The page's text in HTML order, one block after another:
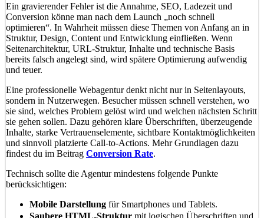
Ein gravierender Fehler ist die Annahme, SEO, Ladezeit und
Conversion könne man nach dem Launch „noch schnell
optimieren“. In Wahrheit müssen diese Themen von Anfang an in
Struktur, Design, Content und Entwicklung einfließen. Wenn
Seitenarchitektur, URL-Struktur, Inhalte und technische Basis
bereits falsch angelegt sind, wird spätere Optimierung aufwendig
und teuer.
Eine professionelle Webagentur denkt nicht nur in Seitenlayouts,
sondern in Nutzerwegen. Besucher müssen schnell verstehen, wo
sie sind, welches Problem gelöst wird und welchen nächsten Schritt
sie gehen sollen. Dazu gehören klare Überschriften, überzeugende
Inhalte, starke Vertrauenselemente, sichtbare Kontaktmöglichkeiten
und sinnvoll platzierte Call-to-Actions. Mehr Grundlagen dazu
findest du im Beitrag Conversion Rate.
Technisch sollte die Agentur mindestens folgende Punkte
berücksichtigen:
Mobile Darstellung für Smartphones und Tablets.
Saubere HTML-Struktur mit logischen Überschriften und